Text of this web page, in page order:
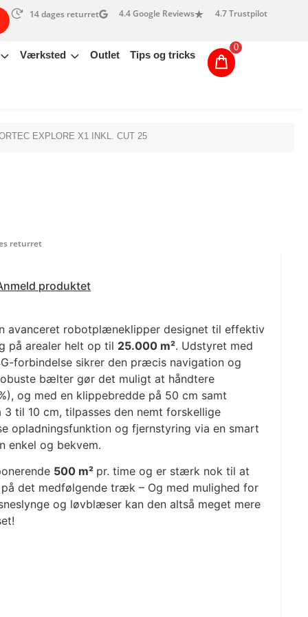
14 dages returret 4.4 Google Reviews 4.7 Trustpilot
Værksted Outlet Tips og tricks
0
EXPLORE X1 INKL. CUT 25
returret
produktet
avanceret robotplæneklipper designet til effektiv
på arealer helt op til 25.000 m². Udstyret med
forbindelse sikrer den præcis navigation og
bælter gør det muligt at håndtere
og med en klippebredde på 50 cm samt
til 10 cm, tilpasses den nemt forskellige
opladningsfunktion og fjernstyring via en smart
enkel og bekvem.
500 m² pr. time og er stærk nok til at
det medfølgende træk – Og med mulighed for
og løvblæser kan den altså meget mere